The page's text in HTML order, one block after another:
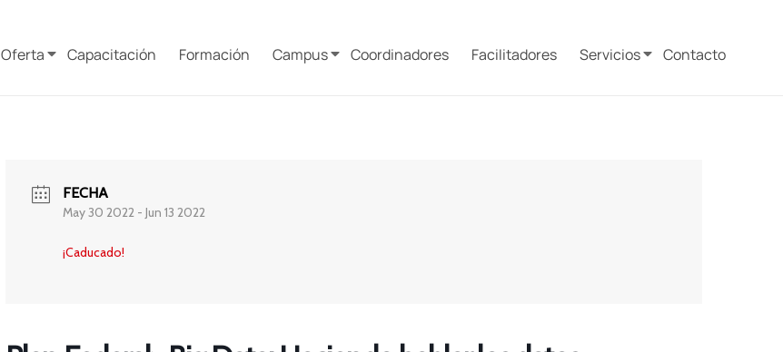
Oferta Capacitación Formación Campus Coordinadores Facilitadores Servicios Contacto
FECHA
May 30 2022- Jun 13 2022
¡Caducado!